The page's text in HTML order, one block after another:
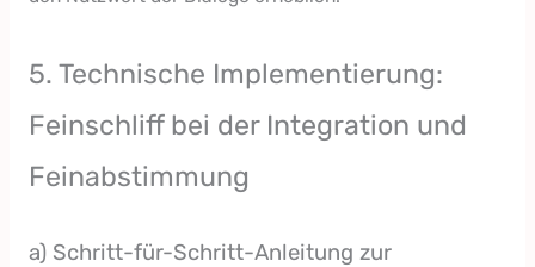
5. Technische Implementierung:
Feinschliff bei der Integration und
Feinabstimmung
a) Schritt-für-Schritt-Anleitung zur